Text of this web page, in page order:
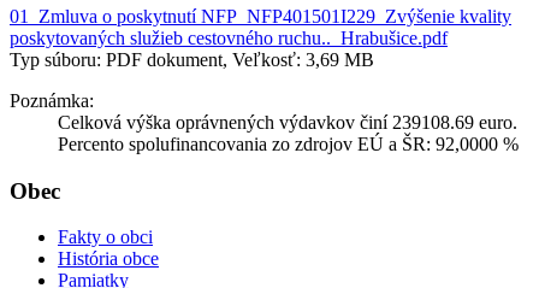
01_Zmluva o poskytnutí NFP_NFP401501I229_Zvýšenie kvality
poskytovaných služieb cestovného ruchu.._Hrabušice.pdf
Typ súboru: PDF dokument, Veľkosť: 3,69 MB
Poznámka:
Celková výška oprávnených výdavkov činí 239108.69 euro.
Percento spolufinancovania zo zdrojov EÚ a ŠR: 92,0000 %
Obec
Fakty o obci
História obce
Pamiatky